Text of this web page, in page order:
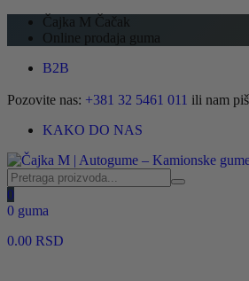
Čajka M Čačak
Online prodaja guma
B2B
Pozovite nas: +381 32 5461 011 ili nam
KAKO DO NAS
0
0 guma
0.00 RSD